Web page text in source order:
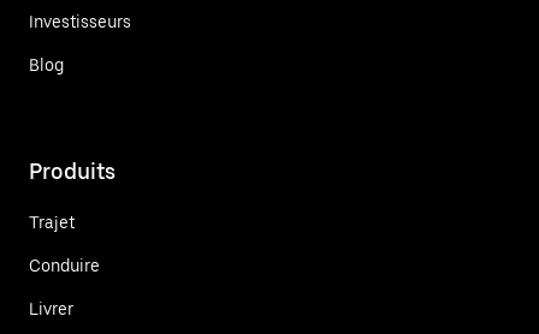
Investisseurs
Blog
Produits
Trajet
Conduire
Livrer